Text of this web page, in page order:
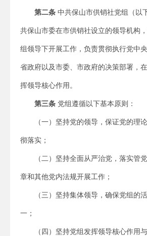
第二条 中共保山市供销社党组（以
共保山市委在市供销社设立的领导机构
组领导下开展工作，负责贯彻执行党中
省政府以及市委、市政府的决策部署，
挥领导核心作用。
第三条 党组遵循以下基本原则：
（一）坚持党的领导，保证党的理
彻落实；
（二）坚持全面从严治党，落实管
章和其他党内法规开展工作；
（三）坚持集体领导，确保党组的
一；
（四）坚持党组发挥领导核心作用